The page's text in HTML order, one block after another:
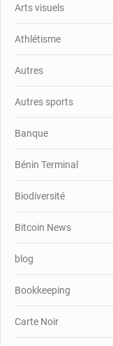
Arts visuels
Athlétisme
Autres
Autres sports
Banque
Bénin Terminal
Biodiversité
Bitcoin News
blog
Bookkeeping
Carte Noir